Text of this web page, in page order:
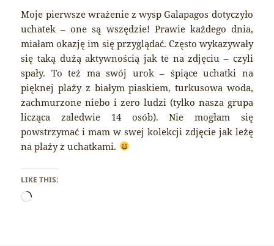
Moje pierwsze wrażenie z wysp Galapagos dotyczyło
uchatek – one są wszędzie! Prawie każdego dnia,
miałam okazję im się przyglądać. Często wykazywały
się taką dużą aktywnością jak te na zdjęciu – czyli
spały. To też ma swój urok – śpiące uchatki na
pięknej plaży z białym piaskiem, turkusowa woda,
zachmurzone niebo i zero ludzi (tylko nasza grupa
licząca zaledwie 14 osób). Nie mogłam się
powstrzymać i mam w swej kolekcji zdjęcie jak leżę
na plaży z uchatkami.
LIKE THIS:
Loading…